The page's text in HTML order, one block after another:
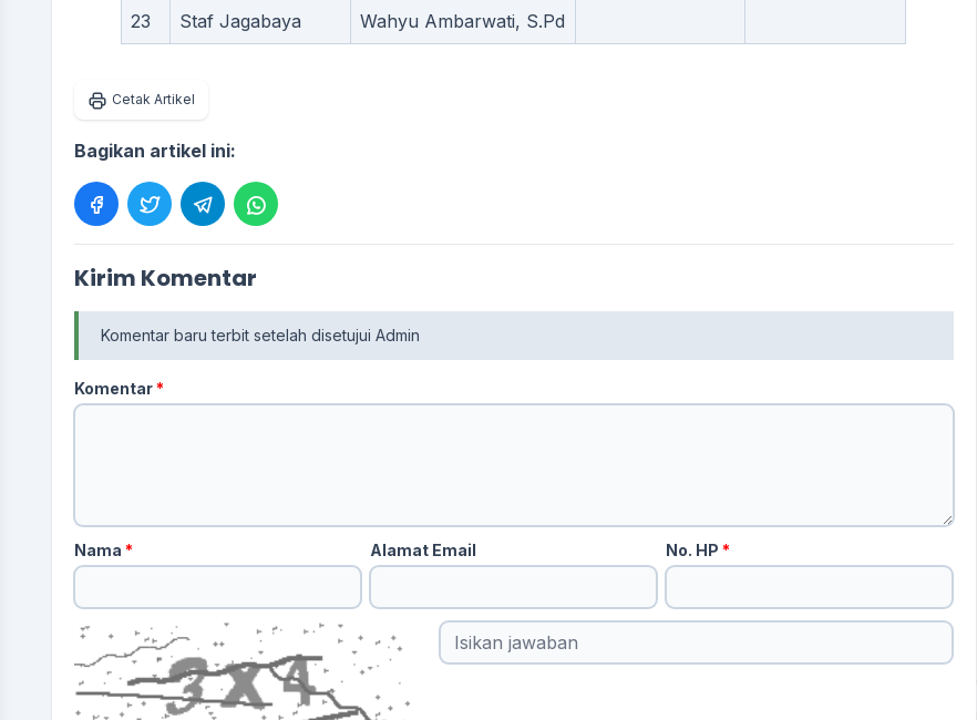
23 Staf Jagabaya Wahyu Ambarwati, S.Pd
Cetak Artikel
Bagikan artikel ini:
Kirim Komentar
Komentar baru terbit setelah disetujui Admin
Komentar*
Nama * Alamat Email No. HP*